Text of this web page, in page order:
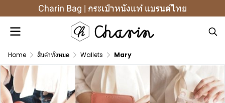
Charin Bag | กระเป๋าหนังแท้ แบรนด์ไทย
Home สินค้าทั้งหมด Wallets Mary